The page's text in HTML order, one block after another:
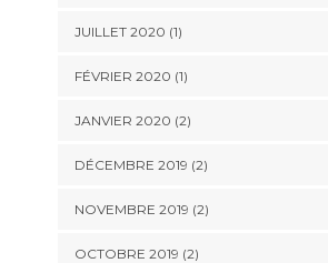
JUILLET 2020 (1)
FÉVRIER 2020 (1)
JANVIER 2020 (2)
DÉCEMBRE 2019 (2)
NOVEMBRE 2019 (2)
OCTOBRE 2019 (2)